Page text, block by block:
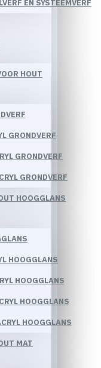
EN SYSTEEMVERF
HOUT
GRONDVERF
GRONDVERF
GRONDVERF
HOOGGLANS
HOOGGLANS
HOOGGLANS
HOOGGLANS
HOOGGLANS
MAT